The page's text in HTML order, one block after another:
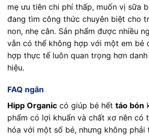
mẹ ưu tiên chi phí thấp, muốn vị sữa
đang tìm công thức chuyên biệt cho
non, nhẹ cân. Sản phẩm được nhiều
vẫn có thể không hợp với một em bé
hợp thực tế luôn quan trọng hơn
hiệu.
FAQ ngắn
Hipp Organic có giúp bé hết táo bón
phẩm có lợi khuẩn và chất xơ nên có
hóa với một số bé, nhưng không phải